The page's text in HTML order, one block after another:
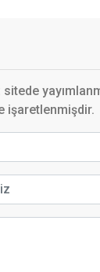
sitede
işaretlenmişdir.